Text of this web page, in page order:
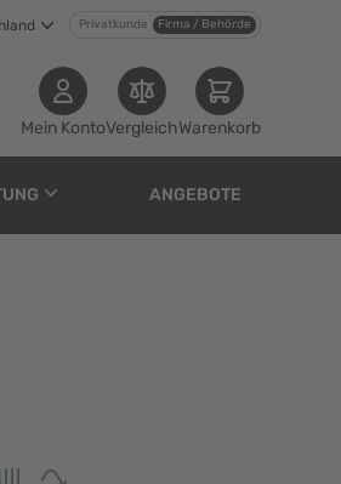
Privatkunde Firma / Behörde
Mein KontoVergleichWarenkorb
ANGEBOTE